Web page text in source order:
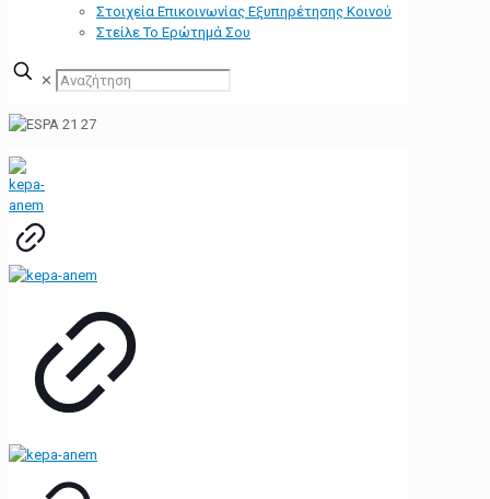
Στοιχεία Επικοινωνίας Εξυπηρέτησης Κοινού
Στείλε Το Ερώτημά Σου
✕